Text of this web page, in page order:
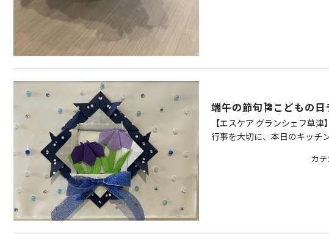
端午の節句🎏こどもの
【エスケア グランシェフ草
行事を大切に、本日のキッチ
カテ